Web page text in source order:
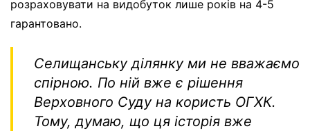
розраховувати на видобуток лише років на 4-5
гарантовано.
Селищанську ділянку ми не вважаємо
спірною. По ній вже є рішення
Верховного Суду на користь ОГХК.
Тому, думаю, що ця історія вже